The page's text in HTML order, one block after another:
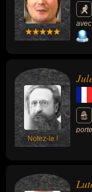
et
de
Notez-le !
de